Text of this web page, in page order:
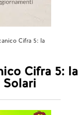
Cifra 5: la
Cifra 5: la